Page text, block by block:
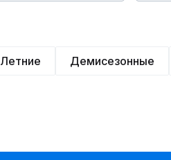
Летние Демисезонные